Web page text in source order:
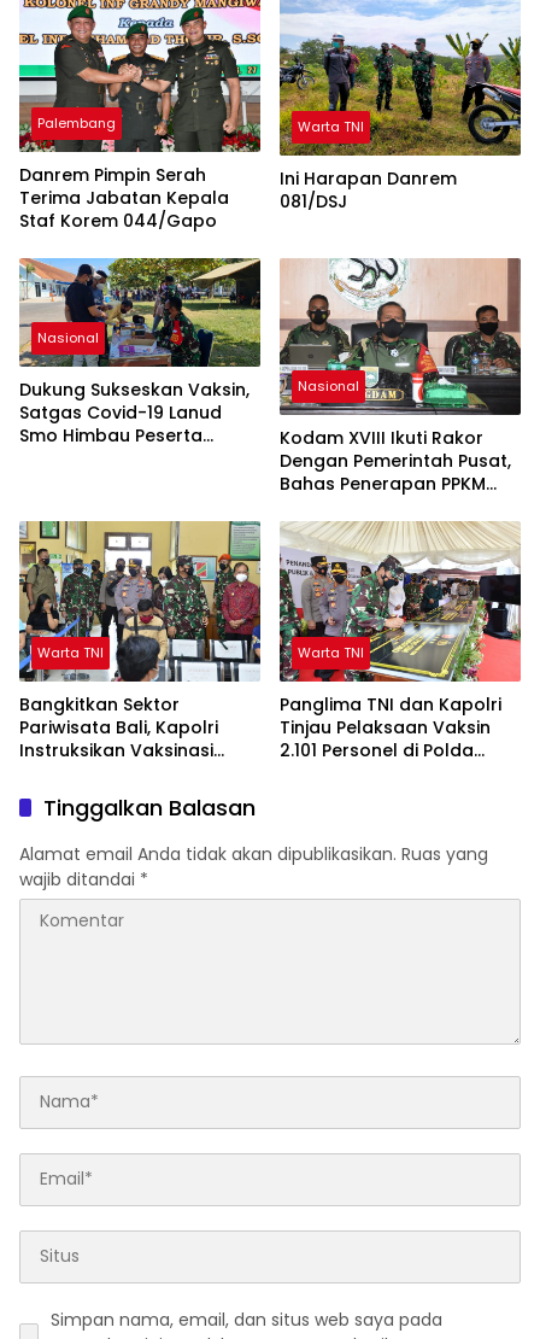
Palembang
Danrem Pimpin Serah
Terima Jabatan Kepala
Staf Korem 044/Gapo
Warta TNI
Ini Harapan Danrem
081/DSJ
Nasional
Dukung Sukseskan Vaksin,
Satgas Covid-19 Lanud
Smo Himbau Peserta
Nasional
Kodam XVIII Ikuti Rakor
Dengan Pemerintah Pusat,
Bahas Penerapan PPKM
Warta TNI
Bangkitkan Sektor
Pariwisata Bali, Kapolri
Instruksikan Vaksinasi
Warta TNI
Panglima TNI dan Kapolri
Tinjau Pelaksaan Vaksin
2.101 Personel di Polda
Tinggalkan Balasan
Alamat email Anda tidak akan dipublikasikan. Ruas yang
wajib ditandai *
Simpan nama, email, dan situs web saya pada